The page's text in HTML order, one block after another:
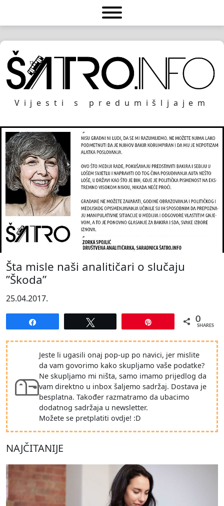
Vijesti s predumišljajem
Šta misle naši analitičari o slučaju
”Škoda”
25.04.2017.
0
SHARES
Jeste li ugasili onaj pop-up po navici, jer mislite
da vam govorimo kako skupljamo vaše podatke?
Ne skupljamo mi ništa, samo imamo prijedlog da
vam direktno u inbox šaljemo sadržaj. Dostava je
besplatna. Također razmatramo da ubacimo
dodatnog sadržaja u newsletter.
Možete se pretplatiti ovdje! :D
NAJČITANIJE